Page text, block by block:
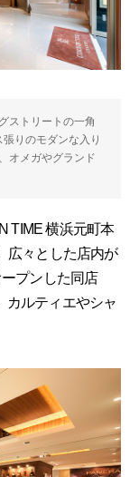
ストリートの一角
りのモダンな入り
オメガやグランド
TIME 横浜元町本
広々とした店内が
プンした同店
カルティエやシャ